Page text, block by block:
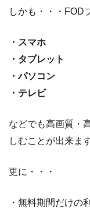
しかも・・・FOD
・スマホ
・タブレット
・パソコン
・テレビ
などでも高画質・
しむことが出来ま
更に・・・
・無料期間だけの